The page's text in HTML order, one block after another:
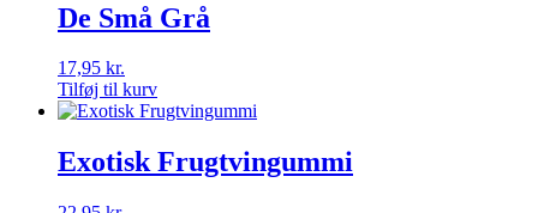
De Små Grå
17,95 kr.
Tilføj til kurv
Exotisk Frugtvingummi